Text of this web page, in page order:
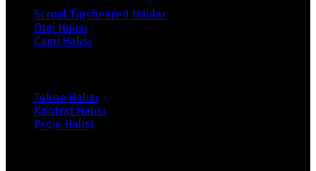
Scrool Tipsheared Halılar
Otel Halısı
Cami Halısı
Tekne Halısı
Kontrat Halısı
Proje Halısı